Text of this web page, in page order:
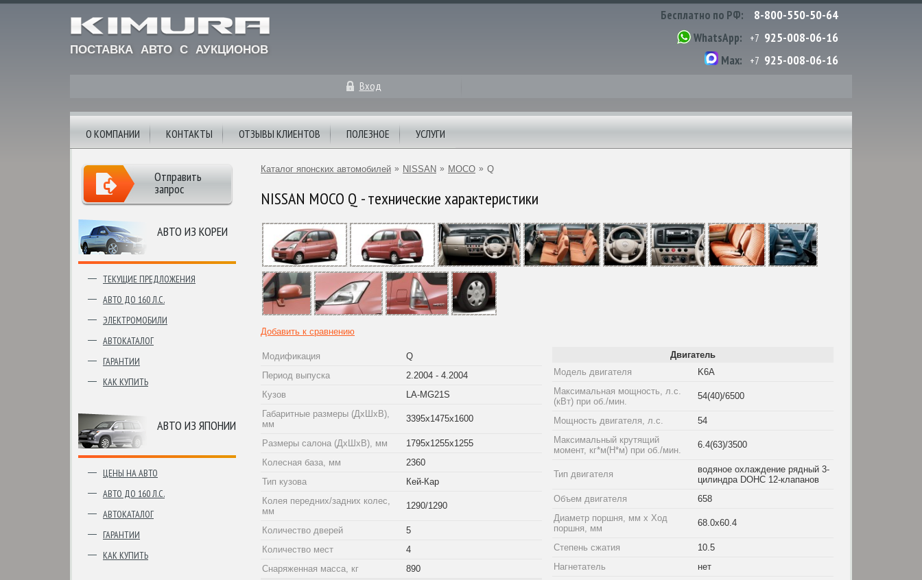
ПОСТАВКА АВТО С АУКЦИОНОВ
Бесплатно по РФ: 8-800-550-50-64
WhatsApp: +7 925-008-06-16
Max: +7 925-008-06-16
Вход
О КОМПАНИИ КОНТАКТЫ ОТЗЫВЫ КЛИЕНТОВ ПОЛЕЗНОЕ УСЛУГИ
АВТО ИЗ КОРЕИ
ТЕКУЩИЕ ПРЕДЛОЖЕНИЯ
АВТО ДО 160 Л.С.
ЭЛЕКТРОМОБИЛИ
АВТОКАТАЛОГ
ГАРАНТИИ
КАК КУПИТЬ
АВТО ИЗ ЯПОНИИ
ЦЕНЫ НА АВТО
АВТО ДО 160 Л.С.
АВТОКАТАЛОГ
ГАРАНТИИ
КАК КУПИТЬ
Отправить
запрос
Каталог японских автомобилей » NISSAN » MOCO » Q
NISSAN MOCO Q - технические характеристики
Добавить к сравнению
Модификация
Q
Период выпуска
2.2004 - 4.2004
Кузов
LA-MG21S
Габаритные размеры (ДхШхВ),
мм
3395x1475x1600
Размеры салона (ДхШхВ), мм
1795x1255x1255
Колесная база, мм
2360
Тип кузова
Кей-Кар
Колея передних/задних колес,
мм
1290/1290
Количество дверей
5
Количество мест
4
Снаряженная масса, кг
890
Двигатель
Модель двигателя
K6A
Максимальная мощность, л.с.
(кВт) при об./мин.
54(40)/6500
Мощность двигателя, л.с.
54
Максимальный крутящий
момент, кг*м(Н*м) при об./мин.
6.4(63)/3500
Тип двигателя
водяное охлаждение рядный 3-
цилиндра DOHC 12-клапанов
Объем двигателя
658
Диаметр поршня, мм x Ход
поршня, мм
68.0x60.4
Степень сжатия
10.5
Нагнетатель
нет